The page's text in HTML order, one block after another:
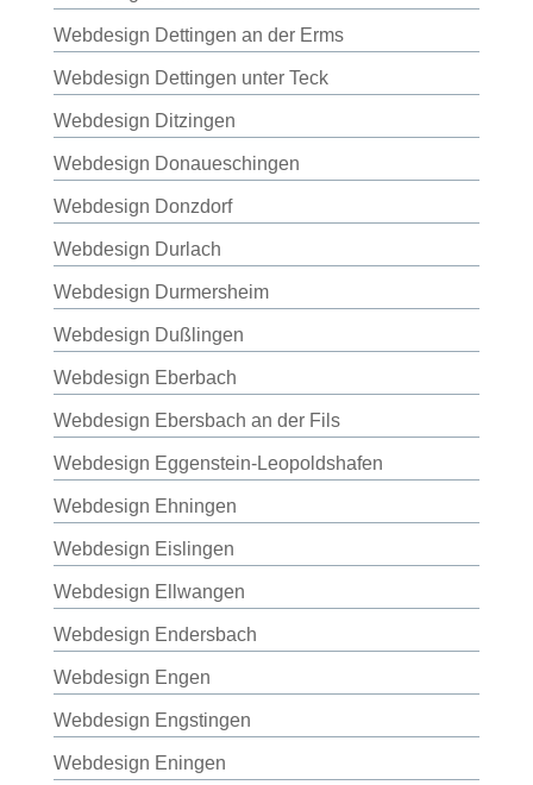
Webdesign Dettingen an der Erms
Webdesign Dettingen unter Teck
Webdesign Ditzingen
Webdesign Donaueschingen
Webdesign Donzdorf
Webdesign Durlach
Webdesign Durmersheim
Webdesign Dußlingen
Webdesign Eberbach
Webdesign Ebersbach an der Fils
Webdesign Eggenstein-Leopoldshafen
Webdesign Ehningen
Webdesign Eislingen
Webdesign Ellwangen
Webdesign Endersbach
Webdesign Engen
Webdesign Engstingen
Webdesign Eningen